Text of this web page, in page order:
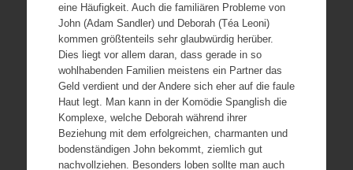
eine Häufigkeit. Auch die familiären Probleme von
John (Adam Sandler) und Deborah (Téa Leoni)
kommen größtenteils sehr glaubwürdig herüber.
Dies liegt vor allem daran, dass gerade in so
wohlhabenden Familien meistens ein Partner das
Geld verdient und der Andere sich eher auf die faule
Haut legt. Man kann in der Komödie Spanglish die
Komplexe, welche Deborah während ihrer
Beziehung mit dem erfolgreichen, charmanten und
bodenständigen John bekommt, ziemlich gut
nachvollziehen. Besonders loben sollte man auch